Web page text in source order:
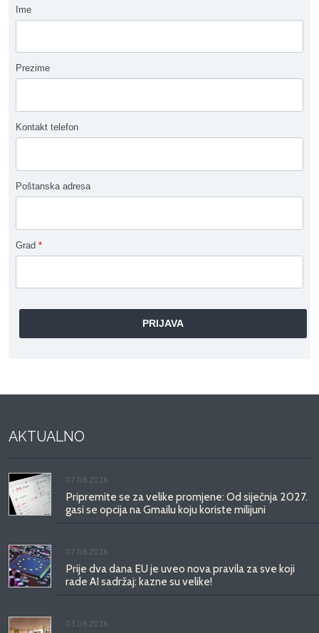
Ime
Prezime
Kontakt telefon
Poštanska adresa
Grad *
AKTUALNO
07.08.2026.
Pripremite se za velike promjene: Od siječnja 2027.
gasi se opcija na Gmailu koju koriste milijuni
07.08.2026.
Prije dva dana EU je uveo nova pravila za sve koji
rade AI sadržaj: kazne su velike!
03.08.2026.